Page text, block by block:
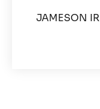
JAMESON